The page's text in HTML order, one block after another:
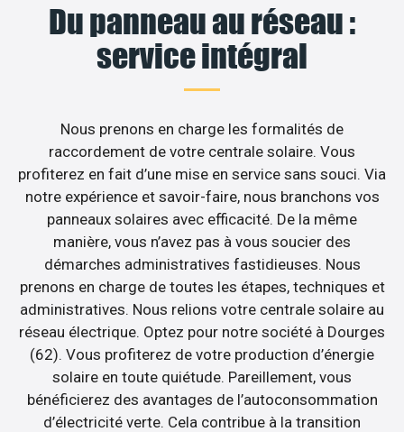
Du panneau au réseau :
service intégral
Nous prenons en charge les formalités de
raccordement de votre centrale solaire. Vous
profiterez en fait d’une mise en service sans souci. Via
notre expérience et savoir-faire, nous branchons vos
panneaux solaires avec efficacité. De la même
manière, vous n’avez pas à vous soucier des
démarches administratives fastidieuses. Nous
prenons en charge de toutes les étapes, techniques et
administratives. Nous relions votre centrale solaire au
réseau électrique. Optez pour notre société à Dourges
(62). Vous profiterez de votre production d’énergie
solaire en toute quiétude. Pareillement, vous
bénéficierez des avantages de l’autoconsommation
d’électricité verte. Cela contribue à la transition